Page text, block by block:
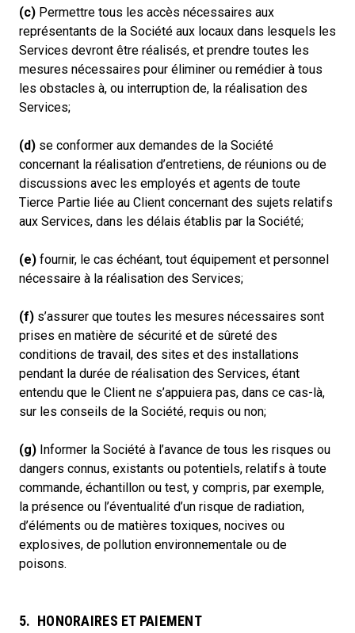
(c) Permettre tous les accès nécessaires aux
représentants de la Société aux locaux dans lesquels les
Services devront être réalisés, et prendre toutes les
mesures nécessaires pour éliminer ou remédier à tous
les obstacles à, ou interruption de, la réalisation des
Services;
(d) se conformer aux demandes de la Société
concernant la réalisation d’entretiens, de réunions ou de
discussions avec les employés et agents de toute
Tierce Partie liée au Client concernant des sujets relatifs
aux Services, dans les délais établis par la Société;
(e) fournir, le cas échéant, tout équipement et personnel
nécessaire à la réalisation des Services;
(f) s’assurer que toutes les mesures nécessaires sont
prises en matière de sécurité et de sûreté des
conditions de travail, des sites et des installations
pendant la durée de réalisation des Services, étant
entendu que le Client ne s’appuiera pas, dans ce cas-là,
sur les conseils de la Société, requis ou non;
(g) Informer la Société à l’avance de tous les risques ou
dangers connus, existants ou potentiels, relatifs à toute
commande, échantillon ou test, y compris, par exemple,
la présence ou l’éventualité d’un risque de radiation,
d’éléments ou de matières toxiques, nocives ou
explosives, de pollution environnementale ou de
poisons.
5. HONORAIRES ET PAIEMENT